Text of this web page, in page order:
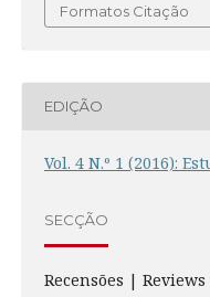
Formatos Citação
EDIÇÃO
Vol. 4 N.º 1 (2016):
SECÇÃO
Recensões | Reviews